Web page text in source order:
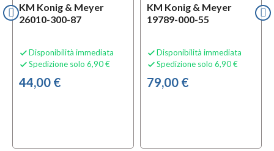
KM Konig & Meyer
26010-300-87
 Disponibilità immediata
 Spedizione solo 6,90 €
44,00 €
KM Konig & Meyer
19789-000-55
 Disponibilità immediata
 Spedizione solo 6,90 €
79,00 €